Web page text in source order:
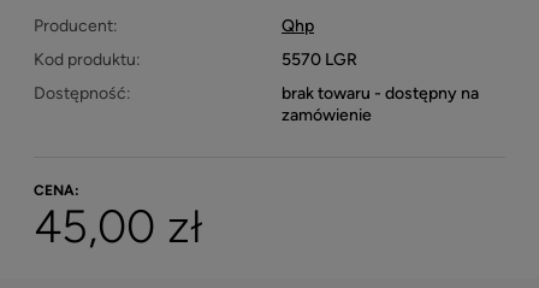
Producent:
Qhp
Kod produktu:
5570 LGR
Dostępność:
brak towaru - dostępny na
zamówienie
CENA:
45,00 zł